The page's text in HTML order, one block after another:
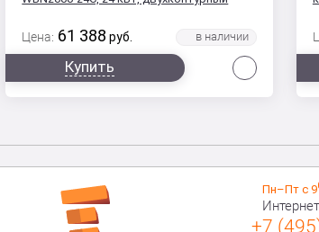
Цена: 61 388 руб.
Купить
Пн–Пт с 9
+7